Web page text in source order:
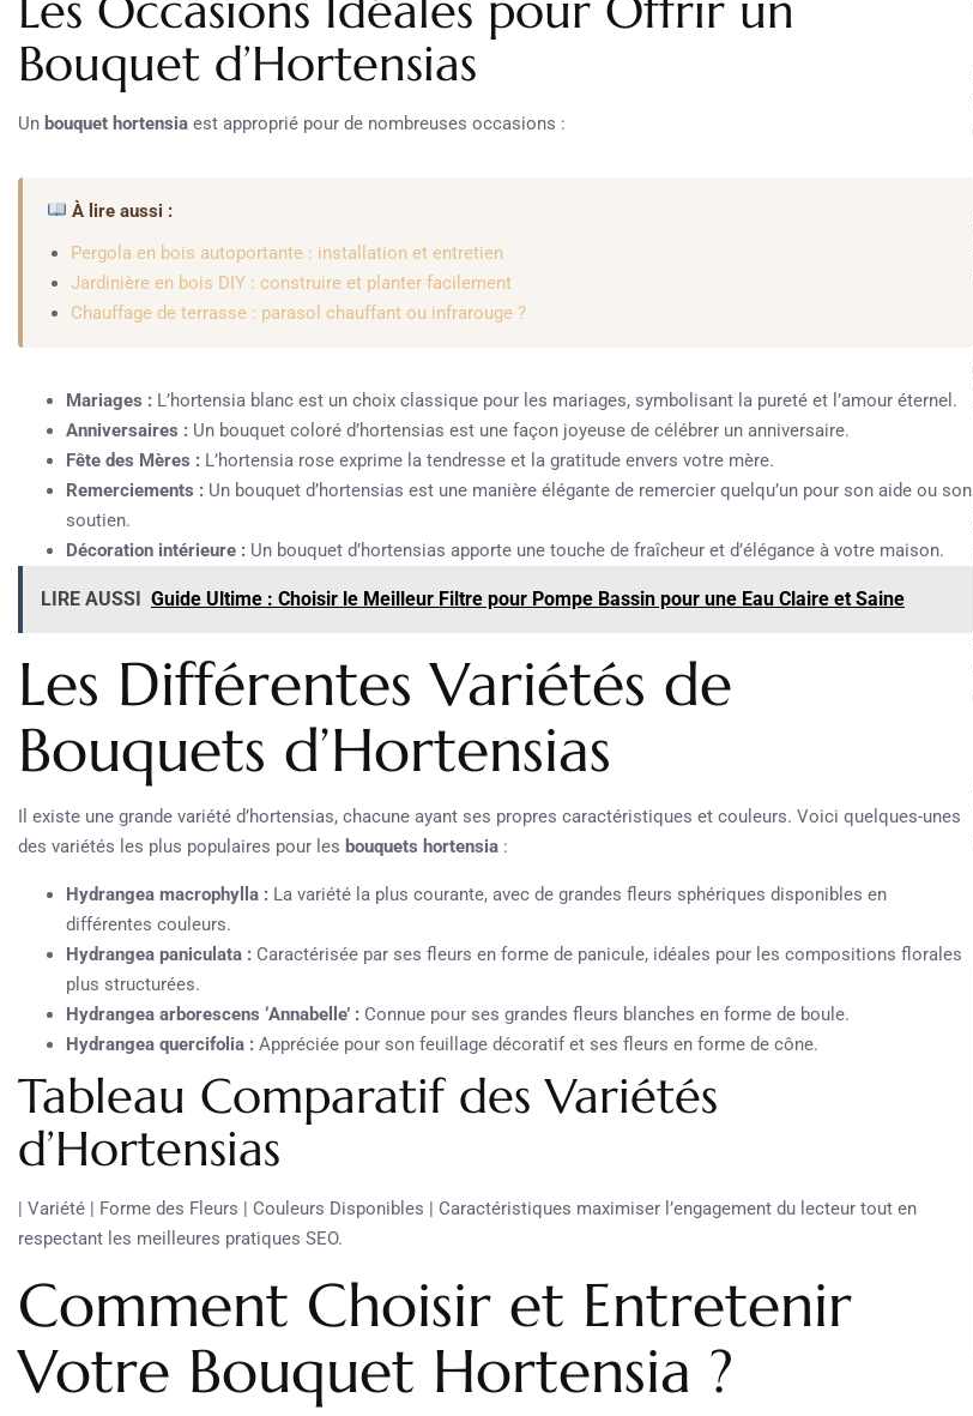
Bouquet d’Hortensias
Un bouquet hortensia est approprié pour de nombreuses occasions :
À lire aussi :
Pergola en bois autoportante : installation et entretien
Jardinière en bois DIY : construire et planter facilement
Chauffage de terrasse : parasol chauffant ou infrarouge ?
Mariages : L’hortensia blanc est un choix classique pour les mariages, symbolisant la pureté et l’amour éternel.
Anniversaires : Un bouquet coloré d’hortensias est une façon joyeuse de célébrer un anniversaire.
Fête des Mères : L’hortensia rose exprime la tendresse et la gratitude envers votre mère.
Remerciements : Un bouquet d’hortensias est une manière élégante de remercier quelqu’un pour son aide ou son
soutien.
Décoration intérieure : Un bouquet d’hortensias apporte une touche de fraîcheur et d’élégance à votre maison.
LIRE AUSSI Guide Ultime : Choisir le Meilleur Filtre pour Pompe Bassin pour une Eau Claire et Saine
Les Différentes Variétés de
Bouquets d’Hortensias
Il existe une grande variété d’hortensias, chacune ayant ses propres caractéristiques et couleurs. Voici quelques-unes
des variétés les plus populaires pour les bouquets hortensia :
Hydrangea macrophylla : La variété la plus courante, avec de grandes fleurs sphériques disponibles en
différentes couleurs.
Hydrangea paniculata : Caractérisée par ses fleurs en forme de panicule, idéales pour les compositions florales
plus structurées.
Hydrangea arborescens ‘Annabelle’ : Connue pour ses grandes fleurs blanches en forme de boule.
Hydrangea quercifolia : Appréciée pour son feuillage décoratif et ses fleurs en forme de cône.
Tableau Comparatif des Variétés
d’Hortensias
| Variété | Forme des Fleurs | Couleurs Disponibles | Caractéristiques maximiser l’engagement du lecteur tout en
respectant les meilleures pratiques SEO.
Comment Choisir et Entretenir
Votre Bouquet Hortensia ?